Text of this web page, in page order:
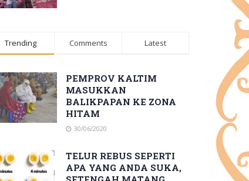
Trending Comments Latest
PEMPROV KALTIM
MASUKKAN
BALIKPAPAN KE ZONA
HITAM
30/06/2020
TELUR REBUS SEPERTI
APA YANG ANDA SUKA,